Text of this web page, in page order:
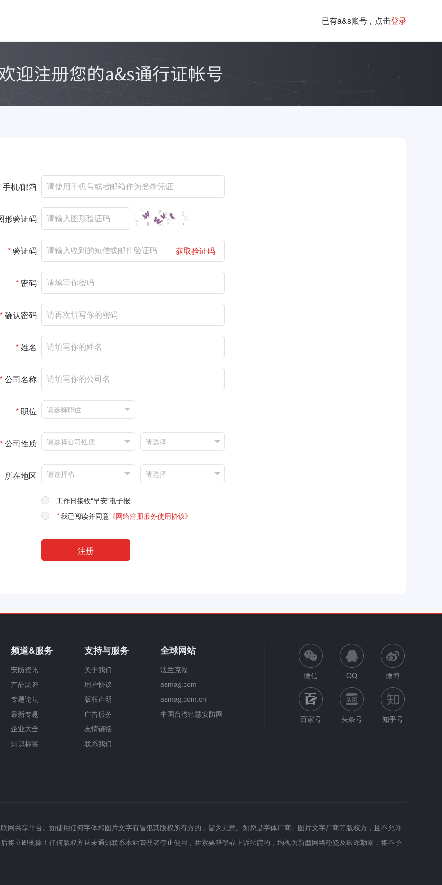
已有a&s账号，点击登录
手机/邮箱
形验证码
*验证码 获取验证码
* 密码
*确认密码
*姓名
*公司名称
*职位
*公司性质
所在地区
工作日接收“早安”电子报
*我已阅读并同意 《网络注册服务使用协议》
频道&服务
安防资讯
产品测评
专题论坛
最新专题
企业大全
知识标签
支持与服务
关于我们
用户协议
版权声明
广告服务
友情链接
联系我们
全球网站
法兰克福
asmag.com
asmag.com.cn
中国台湾智慧安防网
微信 QQ 微博
百家号 头条号 知乎号
网共享平台。如使用任何字体和图片文字有冒犯其版权所有方的，皆为无意。如您是字体厂商、图片文字厂商等版权方，且不允许
将立即删除！任何版权方从未通知联系本站管理者停止使用，并索要赔偿或上诉法院的，均视为新型网络碰瓷及敲诈勒索，将不予